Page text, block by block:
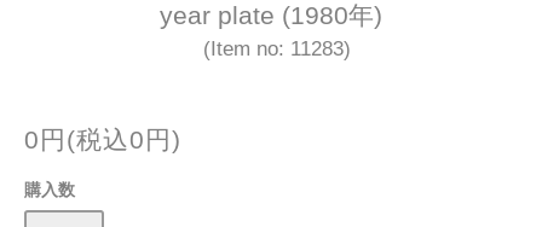
year plate (1980年)
(Item no: 11283)
0円(税込0円)
購入数